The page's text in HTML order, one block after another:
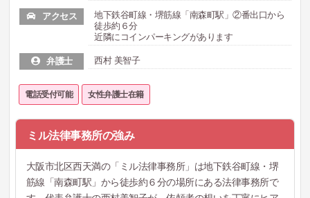
アクセス
地下鉄谷町線・堺筋線「南森町駅」②番出口から
徒歩約６分
近隣にコインパーキングがあります
弁護士 西村 美智子
電話受付可能 女性弁護士在籍
ミル法律事務所の強み
大阪市北区西天満の「ミル法律事務所」は地下鉄谷町線・堺
筋線「南森町駅」から徒歩約６分の場所にある法律事務所で